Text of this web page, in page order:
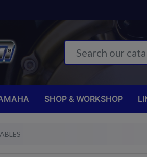
SHOP & WORKSHOP